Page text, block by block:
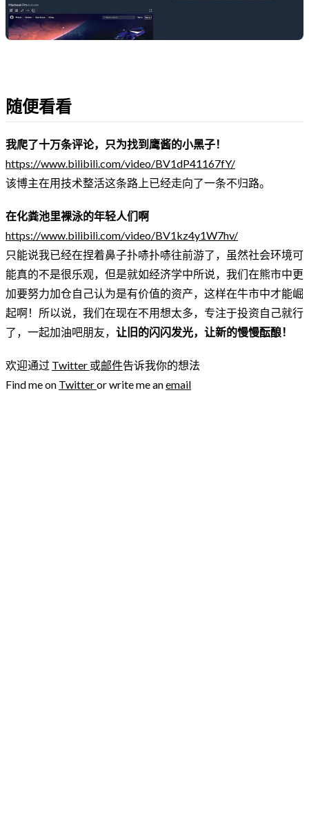
随便看看
我爬了十万条评论，只为找到鹰酱的小黑子！
https://www.bilibili.com/video/BV1dP41167fY/
该博主在用技术整活这条路上已经走向了一条不归路。
在化粪池里裸泳的年轻人们啊
https://www.bilibili.com/video/BV1kz4y1W7hv/
只能说我已经在捏着鼻子扑哧扑哧往前游了，虽然社会环境可
能真的不是很乐观，但是就如经济学中所说，我们在熊市中更
加要努力加仓自己认为是有价值的资产，这样在牛市中才能崛
起啊！所以说，我们在现在不用想太多，专注于投资自己就行
了，一起加油吧朋友， 让旧的闪闪发光，让新的慢慢酝酿！
欢迎通过 Twitter 或邮件告诉我你的想法
Find me on Twitteror write me anemail